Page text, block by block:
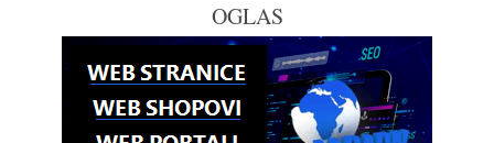
OGLAS